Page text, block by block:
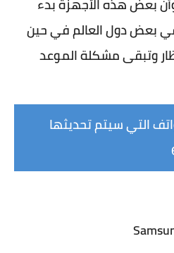
بعض دول العالم في حين
وتبقى مشكلة الموعد
التي سيتم تحديثها